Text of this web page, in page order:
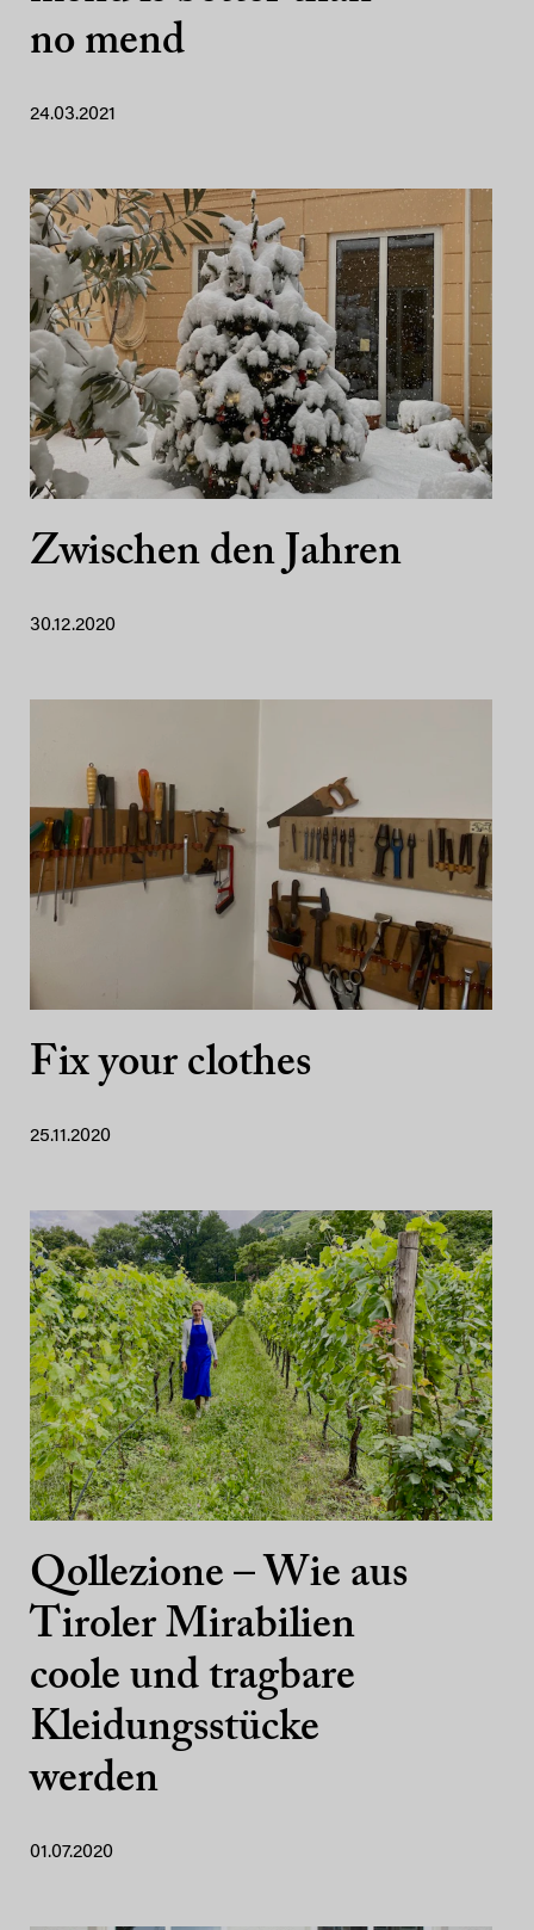
no mend
24.03.2021
Zwischen den Jahren
30.12.2020
Fix your clothes
25.11.2020
Qollezione – Wie aus
Tiroler Mirabilien
coole und tragbare
Kleidungsstücke
werden
01.07.2020